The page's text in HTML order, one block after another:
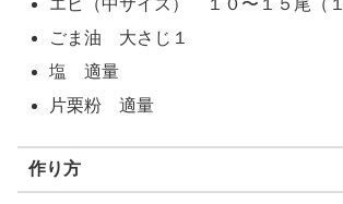
エビ（中サイズ） １０〜１５尾（１
ごま油 大さじ１
塩 適量
片栗粉 適量
作り方